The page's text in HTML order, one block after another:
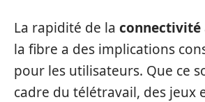
La rapidité de la connectivité
la fibre a des implications
pour les utilisateurs. Que ce
cadre du télétravail, des jeux